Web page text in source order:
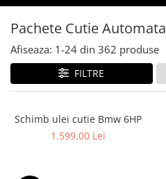
Reparatii convertizoare de cuplu
Climatizare Auto
Ulei cutie automata
Pachete Cutie Automata
Afiseaza: 1-24 din 362 produse
FILTRE
Schimb ulei cutie Bmw 6HP
1.599,00 Lei